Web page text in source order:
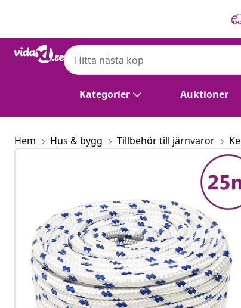
Kategorier Auktioner
Hem Hus & bygg Tillbehör till järnvaror